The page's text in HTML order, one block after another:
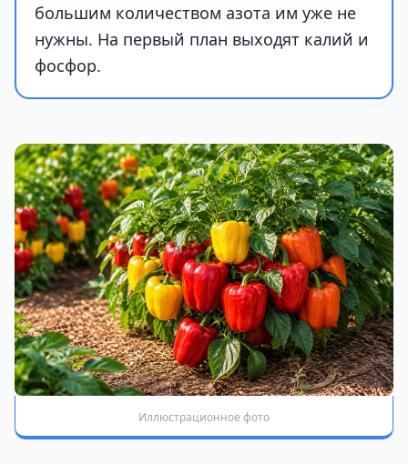
большим количеством азота им уже не
нужны. На первый план выходят калий и
фосфор.
Иллюстрационное фото